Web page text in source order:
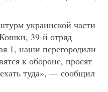
украинской части
39-й отряд
1, наши перегородили
к обороне, просят
туда», — сообщил